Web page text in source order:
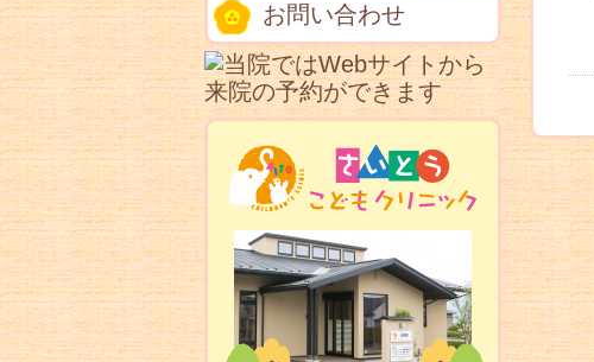
お問い合わせ